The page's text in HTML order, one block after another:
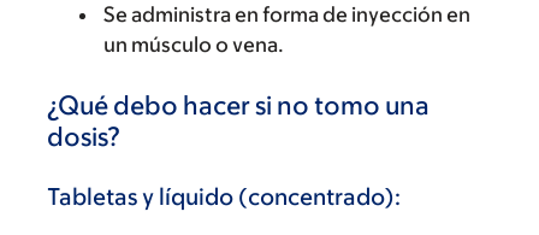
Se administra en forma de inyección en
un músculo o vena.
¿Qué debo hacer si no tomo una
dosis?
Tabletas y líquido (concentrado):